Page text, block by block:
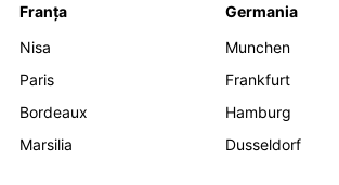
Franța
Nisa
Paris
Bordeaux
Marsilia
Germania
Munchen
Frankfurt
Hamburg
Dusseldorf